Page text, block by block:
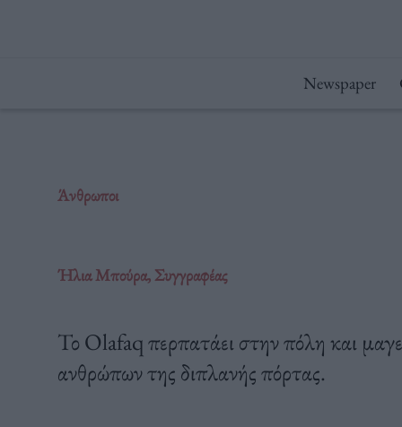
Newspaper
Άνθρωποι
Ήλια Μπούρα, Συγγραφέας
Το Olafaq περπατάει στην πόλη και
ανθρώπων της διπλανής πόρτας.